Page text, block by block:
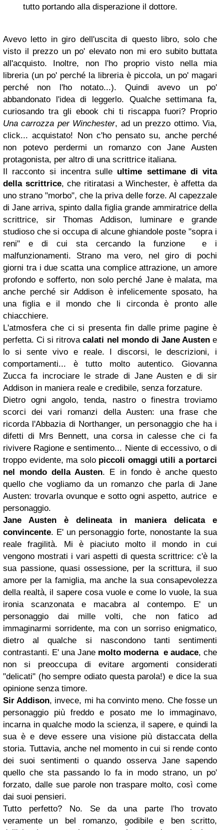
tutto portando alla disperazione il dottore.
Avevo letto in giro dell'uscita di questo libro, solo che
visto il prezzo un po' elevato non mi ero subito buttata
all'acquisto. Inoltre, non l'ho proprio visto nella mia
libreria (un po' perché la libreria è piccola, un po' magari
perché non l'ho notato...). Quindi avevo un po'
abbandonato l'idea di leggerlo. Qualche settimana fa,
curiosando tra gli ebook chi ti riscappa fuori? Proprio
Una carrozza per Winchester, ad un prezzo ottimo. Via,
click... acquistato! Non c'ho pensato su, anche perché
non potevo perdermi un romanzo con Jane Austen
protagonista, per altro di una scrittrice italiana.
Il racconto si incentra sulle ultime settimane di vita
della scrittrice, che ritiratasi a Winchester, è affetta da
uno strano "morbo", che la priva delle forze. Al capezzale
di Jane arriva, spinto dalla figlia grande ammiratrice della
scrittrice, sir Thomas Addison, luminare e grande
studioso che si occupa di alcune ghiandole poste "sopra i
reni" e di cui sta cercando la funzione e i
malfunzionamenti. Strano ma vero, nel giro di pochi
giorni tra i due scatta una complice attrazione, un amore
profondo e sofferto, non solo perché Jane è malata, ma
anche perché sir Addison è infelicemente sposato, ha
una figlia e il mondo che li circonda è pronto alle
chiacchiere.
L'atmosfera che ci si presenta fin dalle prime pagine è
perfetta. Ci si ritrovacalati nel mondo di Jane Austene
lo si sente vivo e reale. I discorsi, le descrizioni, i
comportamenti... è tutto molto autentico. Giovanna
Zucca fa incrociare le strade di Jane Austen e di sir
Addison in maniera reale e credibile, senza forzature.
Dietro ogni angolo, tenda, nastro o finestra troviamo
scorci dei vari romanzi della Austen: una frase che
ricorda l'Abbazia di Northanger, un personaggio che ha i
difetti di Mrs Bennett, una corsa in calesse che ci fa
rivivere Ragione e sentimento... Niente di eccessivo, o di
troppo evidente, ma solo piccoli omaggi utili a portarci
nel mondo della Austen. E in fondo è anche questo
quello che vogliamo da un romanzo che parla di Jane
Austen: trovarla ovunque e sotto ogni aspetto, autrice e
personaggio.
Jane Austen è delineata in maniera delicata e
convincente. E' un personaggio forte, nonostante la sua
reale fragilità. Mi è piaciuto molto il mondo in cui
vengono mostrati i vari aspetti di questa scrittrice: c'è la
sua passione, quasi ossessione, per la scrittura, il suo
amore per la famiglia, ma anche la sua consapevolezza
della realtà, il sapere cosa vuole e come lo vuole, la sua
ironia scanzonata e macabra al contempo. E' un
personaggio dai mille volti, che non fatico ad
immaginarmi sorridente, ma con un sorriso enigmatico,
dietro al qualche si nascondono tanti sentimenti
contrastanti. E' una Jane molto moderna e audace, che
non si preoccupa di evitare argomenti considerati
"delicati" (ho sempre odiato questa parola!) e dice la sua
opinione senza timore.
Sir Addison, invece, mi ha convinto meno. Che fosse un
personaggio più freddo e posato me lo immaginavo,
incarna in qualche modo la scienza, il sapere, e quindi la
sua è e deve essere una visione più distaccata della
storia. Tuttavia, anche nel momento in cui si rende conto
dei suoi sentimenti o quando osserva Jane sapendo
quello che sta passando lo fa in modo strano, un po'
forzato, dalle sue parole non traspare molto, così come
dai suoi pensieri.
Tutto perfetto? No. Se da una parte l'ho trovato
veramente un bel romanzo, godibile e ben scritto,